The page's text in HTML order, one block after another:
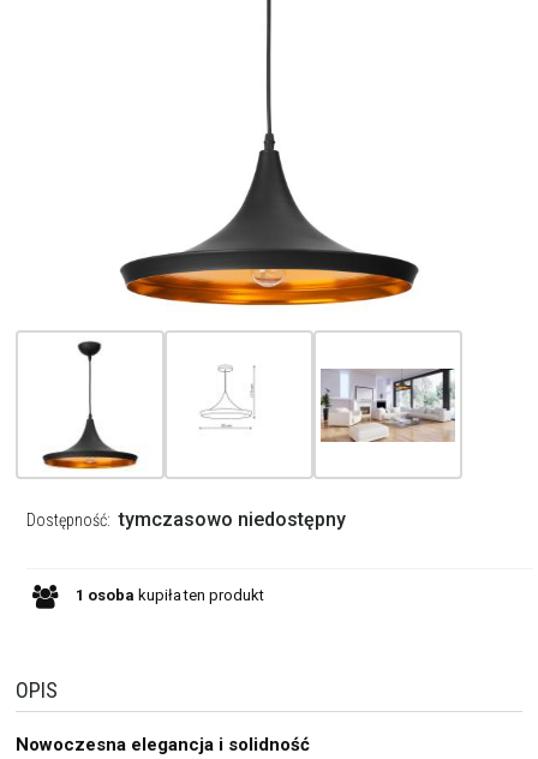
Dostępność: tymczasowo niedostępny
1 osoba kupiłaten produkt
OPIS
Nowoczesna elegancja i solidność